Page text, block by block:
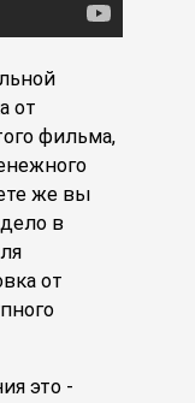
от
фильма,
же вы
в
от
это -